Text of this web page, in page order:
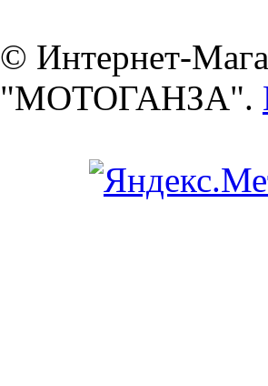
© Интернет-
"МОТОГАНЗА".